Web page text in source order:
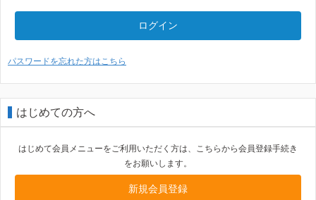
ログイン
パスワードを忘れた方はこちら
はじめての方へ
はじめて会員メニューをご利用いただく方は、こちらから会員登録手続き
をお願いします。
新規会員登録